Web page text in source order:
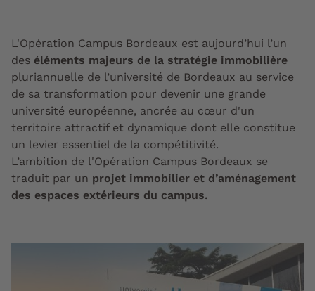
L'Opération Campus Bordeaux est aujourd’hui l’un
des éléments majeurs de la stratégie immobilière
pluriannuelle de l’université de Bordeaux au service
de sa transformation pour devenir une grande
université européenne, ancrée au cœur d'un
territoire attractif et dynamique dont elle constitue
un levier essentiel de la compétitivité.
L’ambition de l'Opération Campus Bordeaux se
traduit par un projet immobilier et d’aménagement
des espaces extérieurs du campus.